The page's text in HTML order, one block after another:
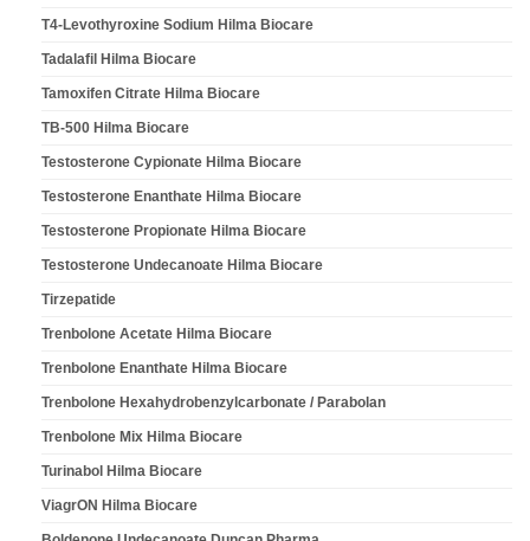
T4-Levothyroxine Sodium Hilma Biocare
Tadalafil Hilma Biocare
Tamoxifen Citrate Hilma Biocare
TB-500 Hilma Biocare
Testosterone Cypionate Hilma Biocare
Testosterone Enanthate Hilma Biocare
Testosterone Propionate Hilma Biocare
Testosterone Undecanoate Hilma Biocare
Tirzepatide
Trenbolone Acetate Hilma Biocare
Trenbolone Enanthate Hilma Biocare
Trenbolone Hexahydrobenzylcarbonate / Parabolan
Trenbolone Mix Hilma Biocare
Turinabol Hilma Biocare
ViagrON Hilma Biocare